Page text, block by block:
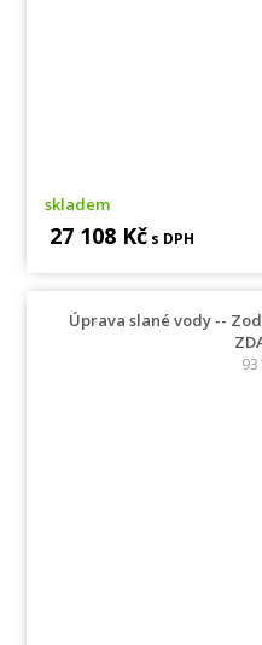
skladem
27 108 Kč s DPH
Úprava slané vody --